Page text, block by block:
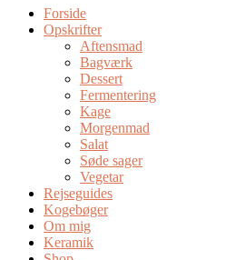
Forside
Opskrifter
Aftensmad
Bagværk
Dessert
Fermentering
Kage
Morgenmad
Salat
Søde sager
Vegetar
Rejseguides
Kogebøger
Om mig
Keramik